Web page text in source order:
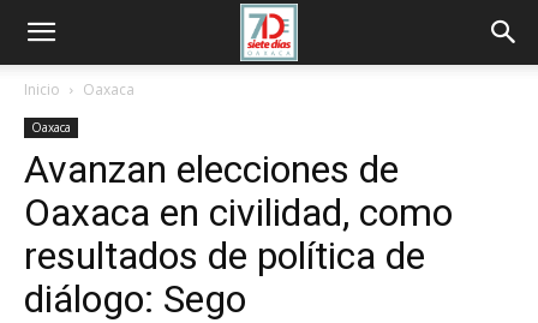
Inicio Oaxaca
Oaxaca
Avanzan elecciones de
Oaxaca en civilidad, como
resultados de política de
diálogo: Sego